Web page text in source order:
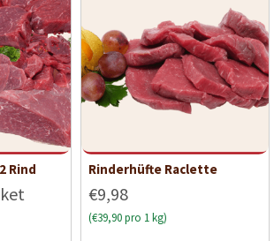
Rind Rinderhüfte Raclette
€9,98
(€39,90 pro 1 kg)